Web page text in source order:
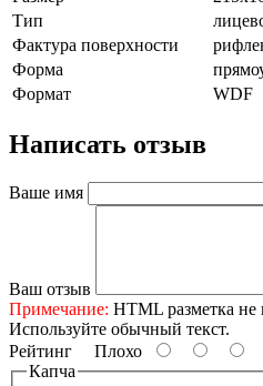
Тип
Фактура поверхности
Форма
Формат
WDF
Написать отзыв
Ваше имя
Ваш отзыв
Примечание: HTML разметка не
Используйте обычный текст.
Рейтинг Плохо
Капча